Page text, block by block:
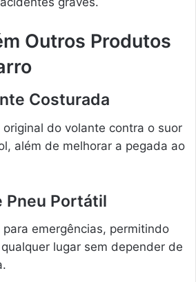
Outros Produtos
Costurada
do volante contra o suor
além de melhorar a pegada ao
Pneu Portátil
emergências, permitindo
lugar sem depender de